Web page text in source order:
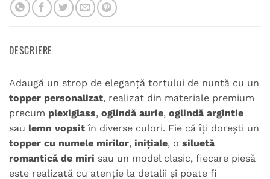
DESCRIERE
Adaugă un strop de eleganță tortului de nuntă cu un
topper personalizat, realizat din materiale premium
precum plexiglass, oglindă aurie, oglindă argintie
sau lemn vopsit în diverse culori. Fie că îți dorești un
topper cu numele mirilor, inițiale, o siluetă
romantică de miri sau un model clasic, fiecare piesă
este realizată cu atenție la detalii și poate fi